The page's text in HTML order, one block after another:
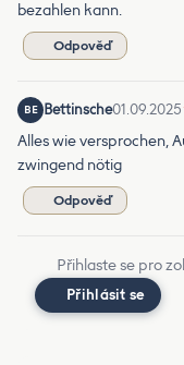
bezahlen kann.
Odpověď
BE Bettinsche01.09.2025
Alles wie versprochen,
zwingend nötig
Odpověď
Přihlaste se pro
Přihlásit se